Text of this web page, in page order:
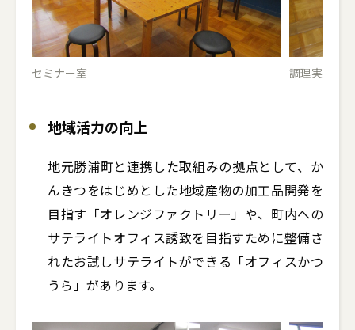
セミナー室 調理実習室
地域活力の向上
地元勝浦町と連携した取組みの拠点として、か
んきつをはじめとした地域産物の加工品開発を
目指す「オレンジファクトリー」や、町内への
サテライトオフィス誘致を目指すために整備さ
れたお試しサテライトができる「オフィスかつ
うら」があります。